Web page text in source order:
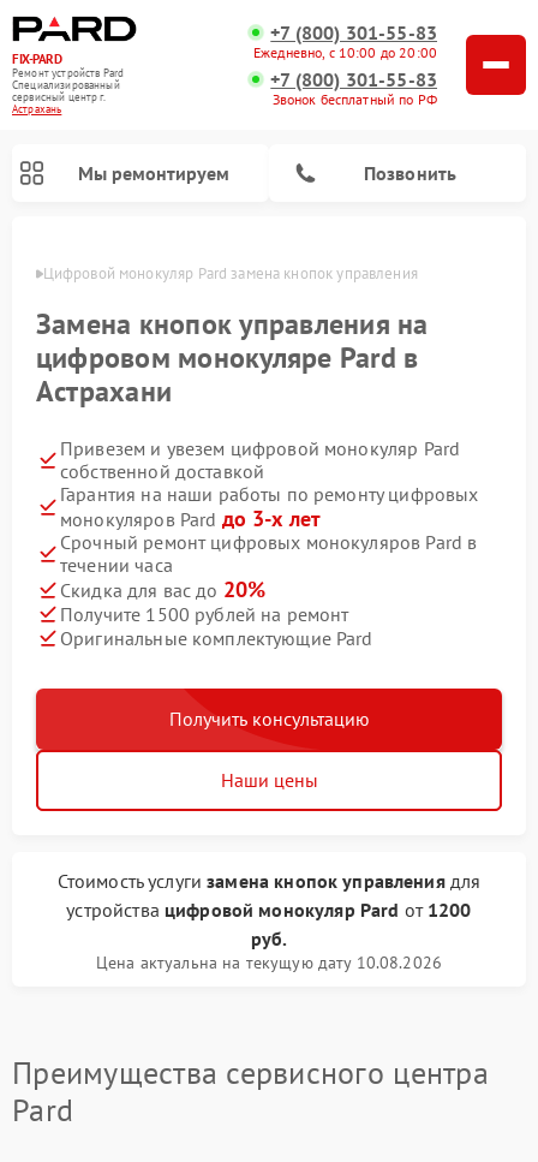
FIX-PARD
Ремонт устройств Pard
Специализированный
cервисный центр г.
Астрахань
+7 (800) 301-55-83
Ежедневно, с 10:00 до 20:00
+7 (800) 301-55-83
Звонок бесплатный по РФ
Мы ремонтируем Позвонить
Цифровой монокуляр Pard замена кнопок управления
Замена кнопок управления на
цифровом монокуляре Pard в
Астрахани
Привезем и увезем цифровой монокуляр Pard
собственной доставкой
Гарантия на наши работы по ремонту цифровых
монокуляров Pard до 3-х лет
Срочный ремонт цифровых монокуляров Pard в
течении часа
Скидка для вас до 20%
Получите 1500 рублей на ремонт
Оригинальные комплектующие Pard
Получить консультацию
Наши цены
Стоимость услугизамена кнопок управлениядля
устройства цифровой монокуляр Pard от 1200
руб.
Цена актуальна на текущую дату 10.08.2026
Преимущества сервисного центра
Pard